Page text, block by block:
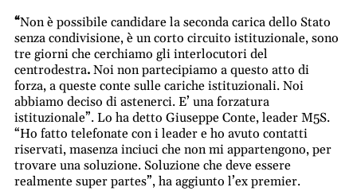
“Non è possibile candidare la seconda carica dello Stato
senza condivisione, è un corto circuito istituzionale, sono
tre giorni che cerchiamo gli interlocutori del
centrodestra. Noi non partecipiamo a questo atto di
forza, a queste conte sulle cariche istituzionali. Noi
abbiamo deciso di astenerci. E’ una forzatura
istituzionale”. Lo ha detto Giuseppe Conte, leader M5S.
“Ho fatto telefonate con i leader e ho avuto contatti
riservati, masenza inciuci che non mi appartengono, per
trovare una soluzione. Soluzione che deve essere
realmente super partes”, ha aggiunto l’ex premier.